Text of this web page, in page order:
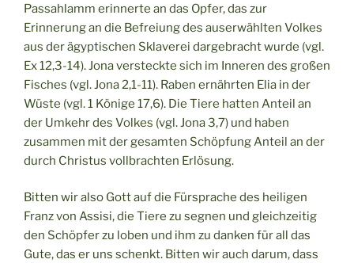
Passahlamm erinnerte an das Opfer, das zur
Erinnerung an die Befreiung des auserwählten Volkes
aus der ägyptischen Sklaverei dargebracht wurde (vgl.
Ex 12,3-14). Jona versteckte sich im Inneren des großen
Fisches (vgl. Jona 2,1-11). Raben ernährten Elia in der
Wüste (vgl. 1 Könige 17,6). Die Tiere hatten Anteil an
der Umkehr des Volkes (vgl. Jona 3,7) und haben
zusammen mit der gesamten Schöpfung Anteil an der
durch Christus vollbrachten Erlösung.
Bitten wir also Gott auf die Fürsprache des heiligen
Franz von Assisi, die Tiere zu segnen und gleichzeitig
den Schöpfer zu loben und ihm zu danken für all das
Gute, das er uns schenkt. Bitten wir auch darum, dass